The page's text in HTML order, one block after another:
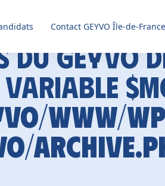
Contact GEYVO Île-de-France
GEYVO
variable
www/